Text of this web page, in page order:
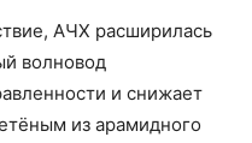
АЧХ расширилась
волновод
и снижает
из арамидного